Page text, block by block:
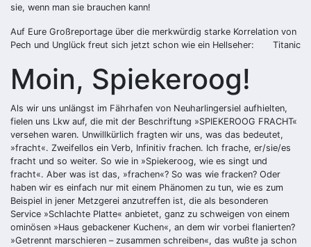
sie, wenn man sie brauchen kann!
Auf Eure Großreportage über die merkwürdig starke Korrelation von
Pech und Unglück freut sich jetzt schon wie ein Hellseher:
Titanic
Moin, Spiekeroog!
Als wir uns unlängst im Fährhafen von Neuharlingersiel aufhielten,
fielen uns Lkw auf, die mit der Beschriftung »SPIEKEROOG FRACHT«
versehen waren. Unwillkürlich fragten wir uns, was das bedeutet,
»fracht«. Zweifellos ein Verb, Infinitiv frachen. Ich frache, er/sie/es
fracht und so weiter. So wie in »Spiekeroog, wie es singt und
fracht«. Aber was ist das, »frachen«? So was wie fracken? Oder
haben wir es einfach nur mit einem Phänomen zu tun, wie es zum
Beispiel in jener Metzgerei anzutreffen ist, die als besonderen
Service »Schlachte Platte« anbietet, ganz zu schweigen von einem
ominösen »Haus gebackener Kuchen«, an dem wir vorbei flanierten?
»Getrennt marschieren – zusammen schreiben«, das wußte ja schon